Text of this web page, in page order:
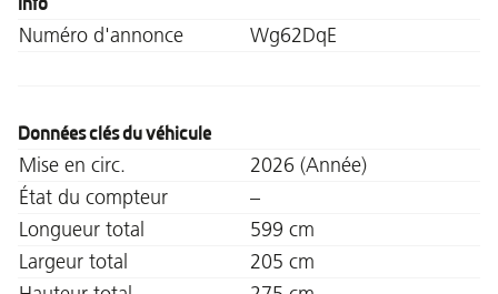
Numéro d'annonce Wg62DqE
Données clés du véhicule
Mise en circ.
2026 (Année)
État du compteur
–
Longueur total
599 cm
Largeur total
205 cm